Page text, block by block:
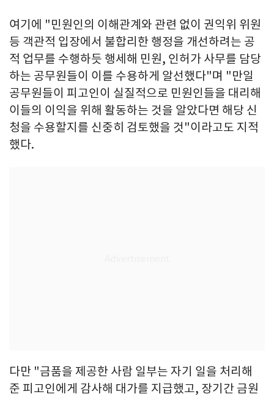
여기에 "민원인의 이해관계와 관련 없이 권익위 위원
등 객관적 입장에서 불합리한 행정을 개선하려는 공
적 업무를 수행하듯 행세해 민원, 인허가 사무를 담당
하는 공무원들이 이를 수용하게 알선했다"며 "만일
공무원들이 피고인이 실질적으로 민원인들을 대리해
이들의 이익을 위해 활동하는 것을 알았다면 해당 신
청을 수용할지를 신중히 검토했을 것"이라고도 지적
했다.
다만 "금품을 제공한 사람 일부는 자기 일을 처리해
준 피고인에게 감사해 대가를 지급했고, 장기간 금원